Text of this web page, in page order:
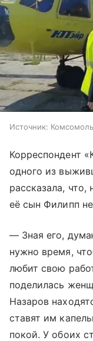
Источник:
Корреспондент
одного из
рассказала,
её сын Филипп
— Зная его,
нужно время,
любит свою
поделилась
Назаров
ставят им
покой. У обоих